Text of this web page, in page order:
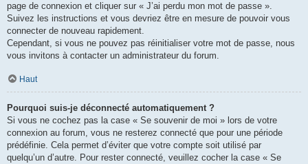
page de connexion et cliquer sur « J’ai perdu mon mot de passe ».
Suivez les instructions et vous devriez être en mesure de pouvoir vous
connecter de nouveau rapidement.
Cependant, si vous ne pouvez pas réinitialiser votre mot de passe, nous
vous invitons à contacter un administrateur du forum.
Haut
Pourquoi suis-je déconnecté automatiquement ?
Si vous ne cochez pas la case « Se souvenir de moi » lors de votre
connexion au forum, vous ne resterez connecté que pour une période
prédéfinie. Cela permet d’éviter que votre compte soit utilisé par
quelqu’un d’autre. Pour rester connecté, veuillez cocher la case « Se